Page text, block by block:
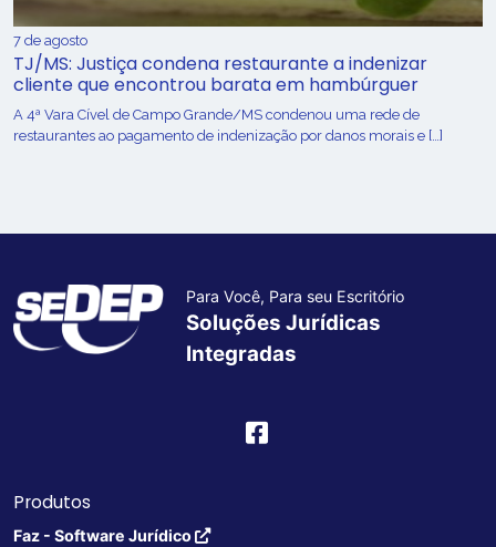
7 de agosto
TJ/MS: Justiça condena restaurante a indenizar
cliente que encontrou barata em hambúrguer
A 4ª Vara Cível de Campo Grande/MS condenou uma rede de
restaurantes ao pagamento de indenização por danos morais e […]
Para Você, Para seu Escritório
Soluções Jurídicas
Integradas
Produtos
Faz - Software Jurídico